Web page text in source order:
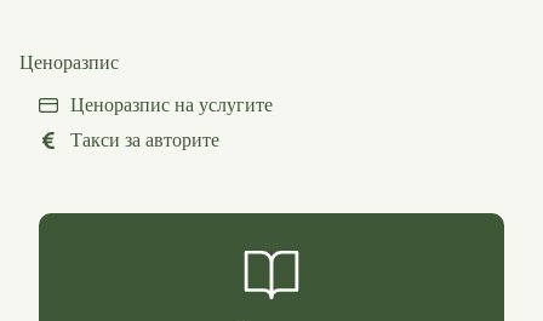
Ценоразпис
Ценоразпис на услугите
Такси за авторите